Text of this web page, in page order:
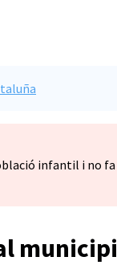
infantil i no fa
municipi